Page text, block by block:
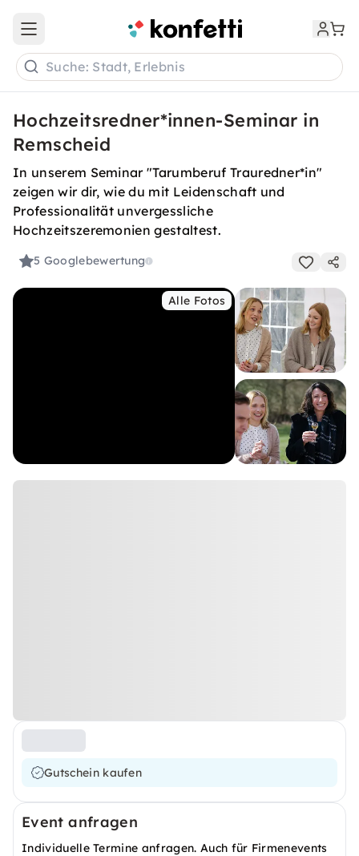
Open main menu
Suche: Stadt, Erlebnis
Hochzeitsredner*innen-Seminar in
Remscheid
In unserem Seminar "Tarumberuf Trauredner*in"
zeigen wir dir, wie du mit Leidenschaft und
Professionalität unvergessliche
Hochzeitszeremonien gestaltest.
5 Googlebewertung
Alle Fotos
Gutschein kaufen
Event anfragen
Individuelle Termine anfragen. Auch für Firmenevents